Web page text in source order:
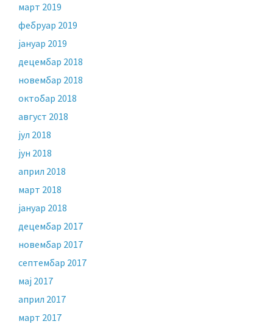
март 2019
фебруар 2019
јануар 2019
децембар 2018
новембар 2018
октобар 2018
август 2018
јул 2018
јун 2018
април 2018
март 2018
јануар 2018
децембар 2017
новембар 2017
септембар 2017
мај 2017
април 2017
март 2017